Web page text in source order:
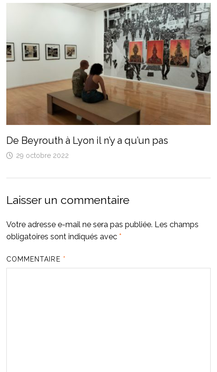
De Beyrouth à Lyon il n’y a qu’un pas
29 octobre 2022
Laisser un commentaire
Votre adresse e-mail ne sera pas publiée. Les champs
obligatoires sont indiqués avec *
COMMENTAIRE *